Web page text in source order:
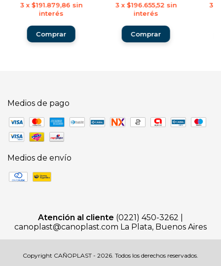
3 x $191.879,86 sin
interés
3 x $196.655,52 sin
interés
3
Medios de pago
Medios de envío
Atención al cliente (0221) 450-3262 |
canoplast@canoplast.com La Plata, Buenos Aires
Copyright CAÑOPLAST - 2026. Todos los derechos reservados.